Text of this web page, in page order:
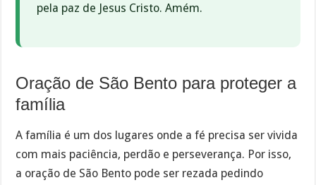
pela paz de Jesus Cristo. Amém.
Oração de São Bento para proteger a
família
A família é um dos lugares onde a fé precisa ser vivida
com mais paciência, perdão e perseverança. Por isso,
a oração de São Bento pode ser rezada pedindo